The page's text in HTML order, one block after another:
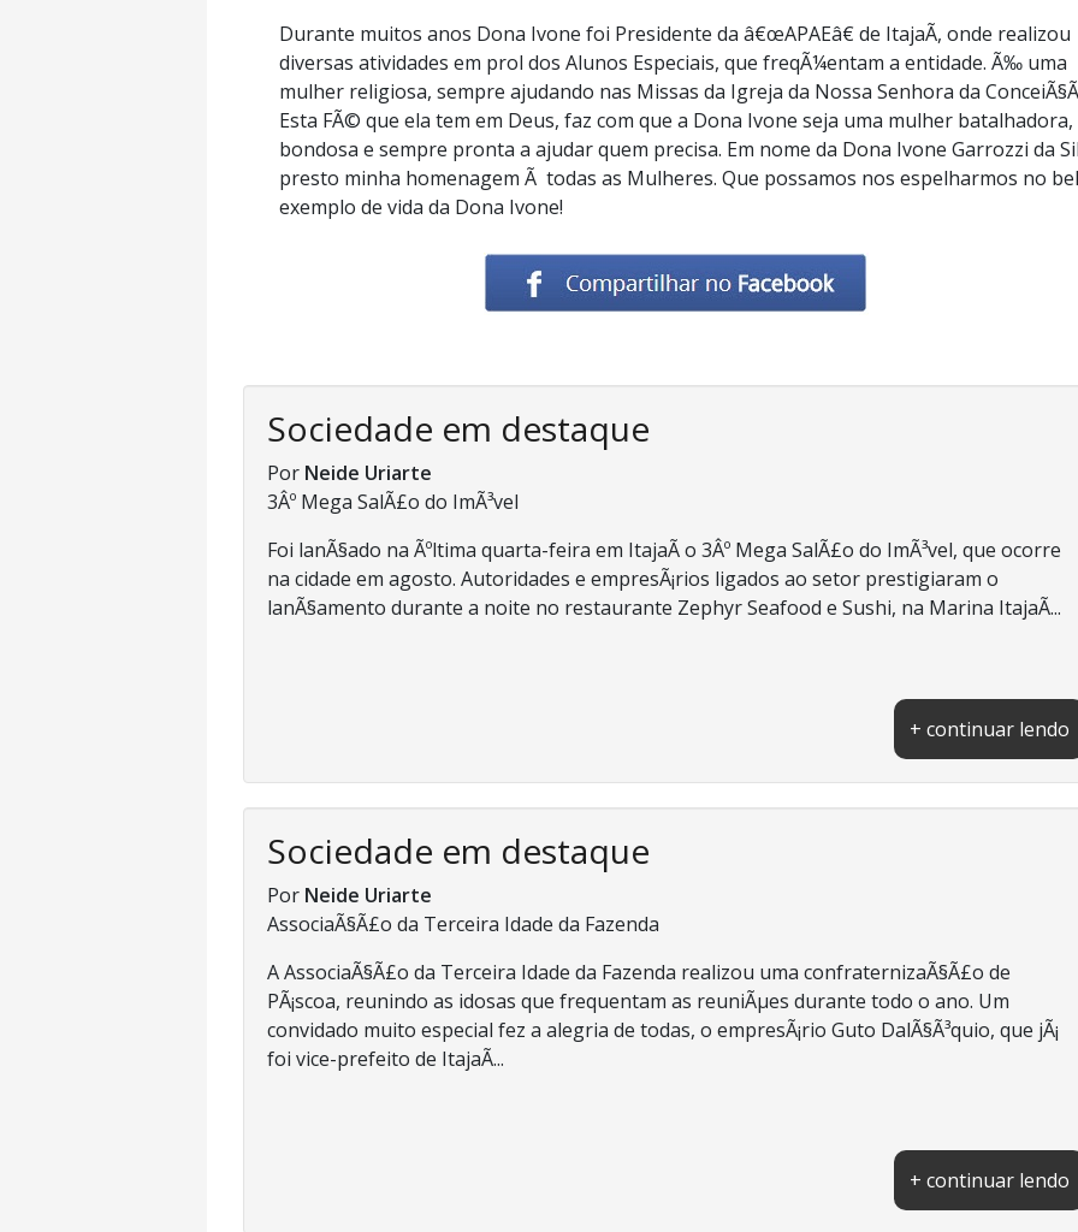
Durante muitos anos Dona Ivone foi Presidente da â€œAPAEâ€ de ItajaÃ­, onde realizou
diversas atividades em prol dos Alunos Especiais, que freqÃ¼entam a entidade. Ã‰ uma
mulher religiosa, sempre ajudando nas Missas da Igreja da Nossa Senhora da
Esta FÃ© que ela tem em Deus, faz com que a Dona Ivone seja uma mulher batalhadora,
bondosa e sempre pronta a ajudar quem precisa. Em nome da Dona Ivone Garrozzi da
presto minha homenagem Ã todas as Mulheres. Que possamos nos espelharmos no
exemplo de vida da Dona Ivone!
Sociedade em destaque
Por Neide Uriarte
3Âº Mega SalÃ£o do ImÃ³vel
Foi lanÃ§ado na Ãºltima quarta-feira em ItajaÃ­ o 3Âº Mega SalÃ£o do ImÃ³vel, que ocorre
na cidade em agosto. Autoridades e empresÃ¡rios ligados ao setor prestigiaram o
lanÃ§amento durante a noite no restaurante Zephyr Seafood e Sushi, na Marina ItajaÃ­...
+ continuar lendo
Sociedade em destaque
Por Neide Uriarte
AssociaÃ§Ã£o da Terceira Idade da Fazenda
A AssociaÃ§Ã£o da Terceira Idade da Fazenda realizou uma confraternizaÃ§Ã£o de
PÃ¡scoa, reunindo as idosas que frequentam as reuniÃµes durante todo o ano. Um
convidado muito especial fez a alegria de todas, o empresÃ¡rio Guto DalÃ§Ã³quio, que jÃ¡
foi vice-prefeito de ItajaÃ­...
+ continuar lendo